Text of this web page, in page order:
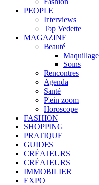
Fashion
PEOPLE
Interviews
Top Vedette
MAGAZINE
Beauté
Maquillage
Soins
Rencontres
Agenda
Santé
Plein zoom
Horoscope
FASHION
SHOPPING
PRATIQUE
GUIDES
CRÉATEURS
CRÉATEURS
IMMOBILIER
EXPO